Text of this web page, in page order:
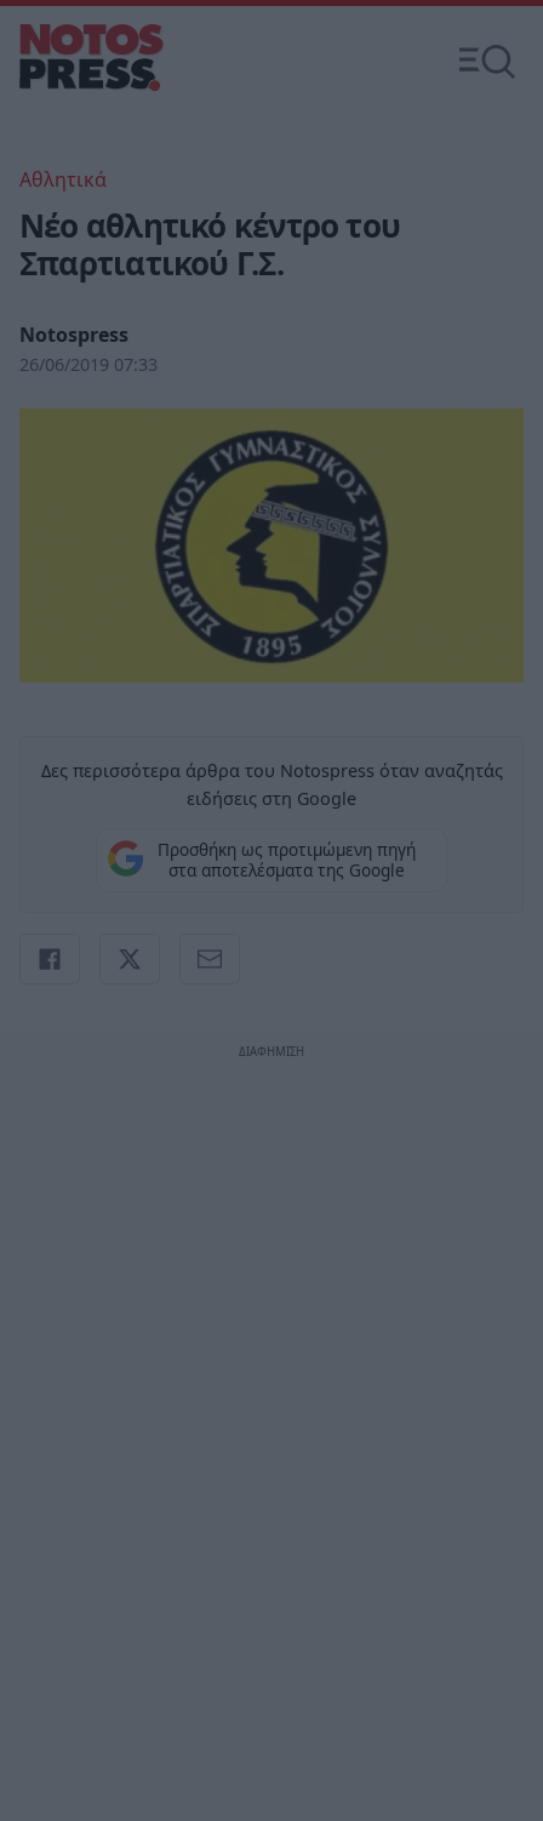
Αθλητικά
Νέο αθλητικό κέντρο του
Σπαρτιατικού Γ.Σ.
Notospress
26/06/2019 07:33
Δες περισσότερα άρθρα του Notospress όταν αναζητάς
ειδήσεις στη Google
Προσθήκη ως προτιμώμενη πηγή
στα αποτελέσματα της Google